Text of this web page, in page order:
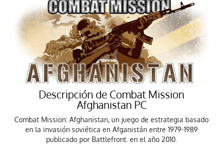
Descripción de Combat Mission
Afghanistan PC
Combat Mission: Afghanistan, un juego de estrategia basado
en la invasión soviética en Afganistán entre 1979-1989
publicado por Battlefront. en el año 2010.